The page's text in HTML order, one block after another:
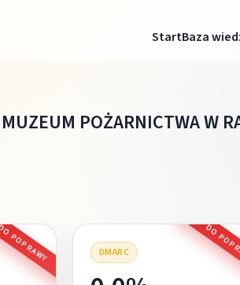
StartBaza
POŻARNICTWA W
POPRAWY DMARC DO